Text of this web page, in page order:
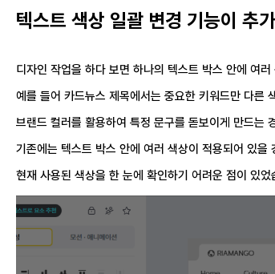
텍스트 색상 일괄 변경 기능이 추
디자인 작업을 하다 보면 하나의 텍스트 박스 안에 여
예를 들어 카드뉴스 제목에서는 중요한 키워드만 다른
브랜드 컬러를 활용하여 특정 문구를 돋보이게 만드는
기존에는 텍스트 박스 안에 여러 색상이 적용되어 있을
현재 사용된 색상을 한 눈에 확인하기 어려운 점이 있었